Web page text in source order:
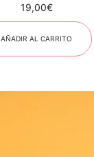
19,00€
AÑADIR AL CARRITO